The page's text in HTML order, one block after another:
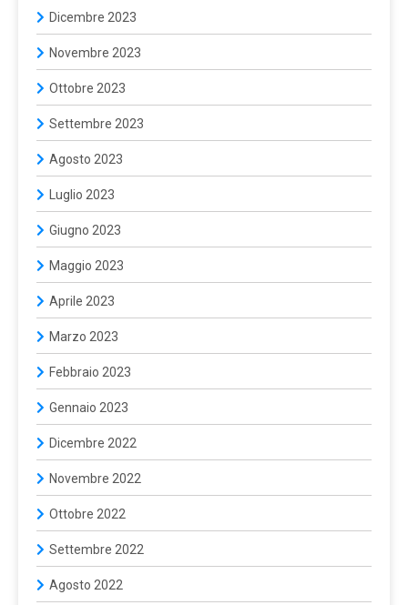
Dicembre 2023
Novembre 2023
Ottobre 2023
Settembre 2023
Agosto 2023
Luglio 2023
Giugno 2023
Maggio 2023
Aprile 2023
Marzo 2023
Febbraio 2023
Gennaio 2023
Dicembre 2022
Novembre 2022
Ottobre 2022
Settembre 2022
Agosto 2022